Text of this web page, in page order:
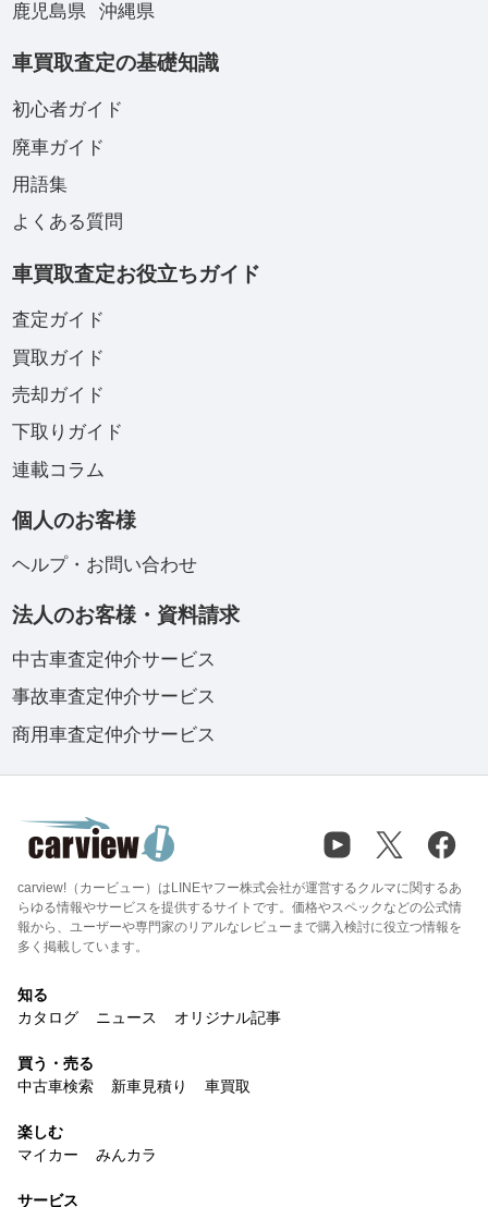
鹿児島県
沖縄県
車買取査定の基礎知識
初心者ガイド
廃車ガイド
用語集
よくある質問
車買取査定お役立ちガイド
査定ガイド
買取ガイド
売却ガイド
下取りガイド
連載コラム
個人のお客様
ヘルプ・お問い合わせ
法人のお客様・資料請求
中古車査定仲介サービス
事故車査定仲介サービス
商用車査定仲介サービス
carview!（カービュー）はLINEヤフー株式会社が運営するクルマに関するあ
らゆる情報やサービスを提供するサイトです。価格やスペックなどの公式情
報から、ユーザーや専門家のリアルなレビューまで購入検討に役立つ情報を
多く掲載しています。
知る
カタログ
ニュース オリジナル記事
買う・売る
中古車検索
新車見積り 車買取
楽しむ
マイカー
みんカラ
サービス